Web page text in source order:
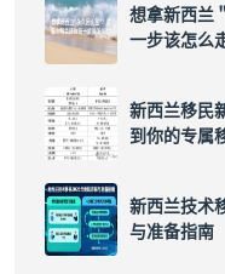
想拿新西兰
一步该怎么
新西兰移民
到你的专属
新西兰技术
与准备指南